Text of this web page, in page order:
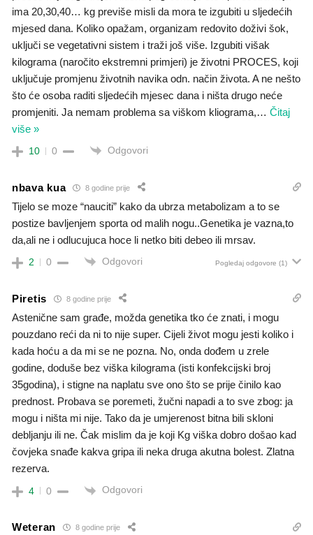
ima 20,30,40… kg previše misli da mora te izgubiti u sljedećih
mjesed dana. Koliko opažam, organizam redovito doživi šok,
uključi se vegetativni sistem i traži još više. Izgubiti višak
kilograma (naročito ekstremni primjeri) je životni PROCES, koji
uključuje promjenu životnih navika odn. način života. A ne nešto
što će osoba raditi sljedećih mjesec dana i ništa drugo neće
promjeniti. Ja nemam problema sa viškom kliograma,… Čitaj
više »
10 0 Odgovori
nbava kua 8 godine prije
Tijelo se moze “nauciti” kako da ubrza metabolizam a to se
postize bavljenjem sporta od malih nogu..Genetika je vazna,to
da,ali ne i odlucujuca hoce li netko biti debeo ili mrsav.
2 0 Odgovori Pogledaj odgovore (1)
Piretis 8 godine prije
Astenične sam građe, možda genetika tko će znati, i mogu
pouzdano reći da ni to nije super. Cijeli život mogu jesti koliko i
kada hoću a da mi se ne pozna. No, onda dođem u zrele
godine, doduše bez viška kilograma (isti konfekcijski broj
35godina), i stigne na naplatu sve ono što se prije činilo kao
prednost. Probava se poremeti, žučni napadi a to sve zbog: ja
mogu i ništa mi nije. Tako da je umjerenost bitna bili skloni
debljanju ili ne. Čak mislim da je koji Kg viška dobro došao kad
čovjeka snađe kakva gripa ili neka druga akutna bolest. Zlatna
rezerva.
4 0 Odgovori
Weteran 8 godine prije